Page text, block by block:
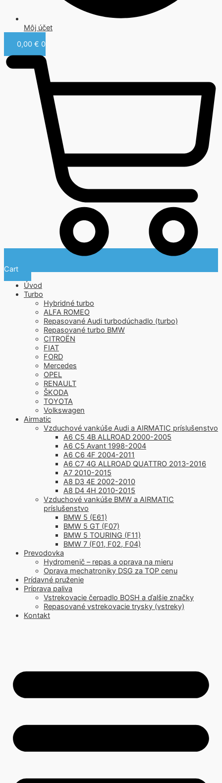
Môj účet
0,00 € 0
Cart
Úvod
Turbo
Hybridné turbo
ALFA ROMEO
Repasované Audi turbodúchadlo (turbo)
Repasované turbo BMW
CITROËN
FIAT
FORD
Mercedes
OPEL
RENAULT
ŠKODA
TOYOTA
Volkswagen
Airmatic
Vzduchové vankúše Audi a AIRMATIC príslušenstvo
A6 C5 4B ALLROAD 2000-2005
A6 C5 Avant 1998-2004
A6 C6 4F 2004-2011
A6 C7 4G ALLROAD QUATTRO 2013-2016
A7 2010-2015
A8 D3 4E 2002-2010
A8 D4 4H 2010-2015
Vzduchové vankúše BMW a AIRMATIC
príslušenstvo
BMW 5 (E61)
BMW 5 GT (F07)
BMW 5 TOURING (F11)
BMW 7 (F01, F02, F04)
Prevodovka
Hydromenič – repas a oprava na mieru
Oprava mechatroniky DSG za TOP cenu
Prídavné pruženie
Príprava paliva
Vstrekovacie čerpadlo BOSH a ďalšie značky
Repasované vstrekovacie trysky (vstreky)
Kontakt